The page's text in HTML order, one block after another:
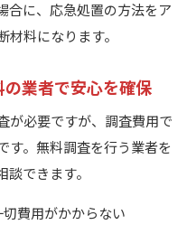
合に、応急処置の方法をア
料になります。
業者で安心を確保
が必要ですが、調査費用で
す。無料調査を行う業者を
できます。
切費用がかからない